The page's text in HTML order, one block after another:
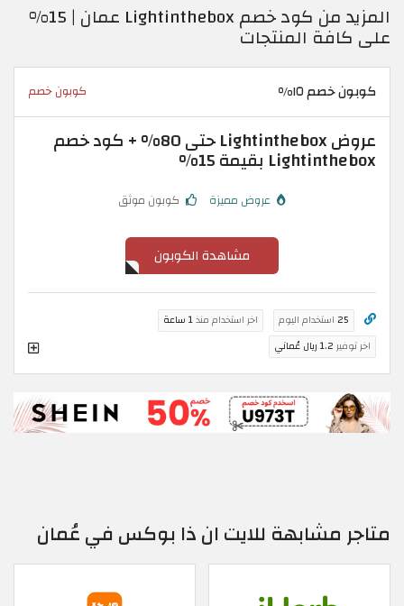
المزيد من كود خصم Lightinthebox عمان | 15%
على كافة المنتجات
كوبون خصم ١٥% كوبون خصم
عروض Lightinthebox حتى 80% + كود خصم
Lightinthebox بقيمة 15%
عروض مميزة كوبون موثق
مشاهدة الكوبون
25 استخدام اليوم اخر استخدام منذ1 ساعة
اخر توفير 1.2 ريال عُماني
متاجر مشابهة للايت ان ذا بوكس في عُمان